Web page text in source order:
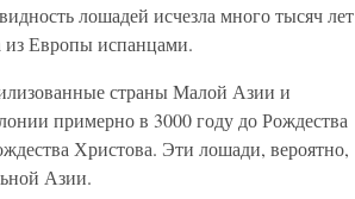
лошадей исчезла много тысяч лет
из Европы испанцами.
страны Малой Азии и
примерно в 3000 году до Рождества
Христова. Эти лошади, вероятно,
Азии.